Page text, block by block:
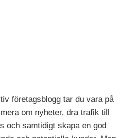
företagsblogg tar du vara på
om nyheter, dra trafik till
och samtidigt skapa en god